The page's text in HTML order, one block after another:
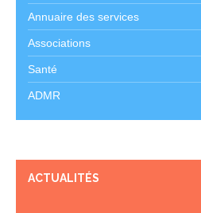
Annuaire des services
Associations
Santé
ADMR
ACTUALITÉS